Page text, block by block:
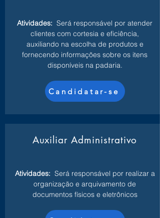
Atividades: Será responsável por atender
clientes com cortesia e eficiência,
auxiliando na escolha de produtos e
fornecendo informações sobre os itens
disponíveis na padaria.
Candidatar-se
Auxiliar Administrativo
Atividades: Será responsável por realizar a
organização e arquivamento de
documentos físicos e eletrônicos